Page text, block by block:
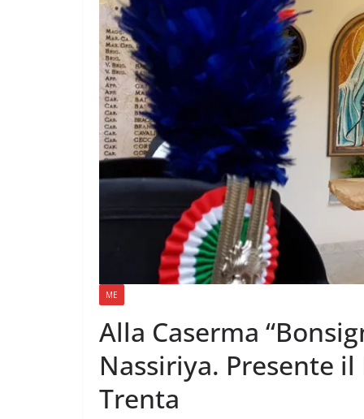
ME
Alla Caserma
Nassiriya. Presente
Trenta